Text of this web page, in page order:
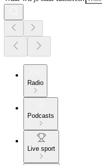
Radio
Podcasts
Live sport